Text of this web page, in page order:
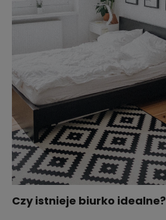
Czy istnieje biurko idealne?